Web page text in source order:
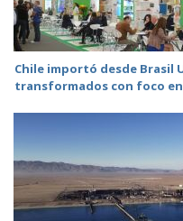
Chile importó desde Brasil
transformados con foco